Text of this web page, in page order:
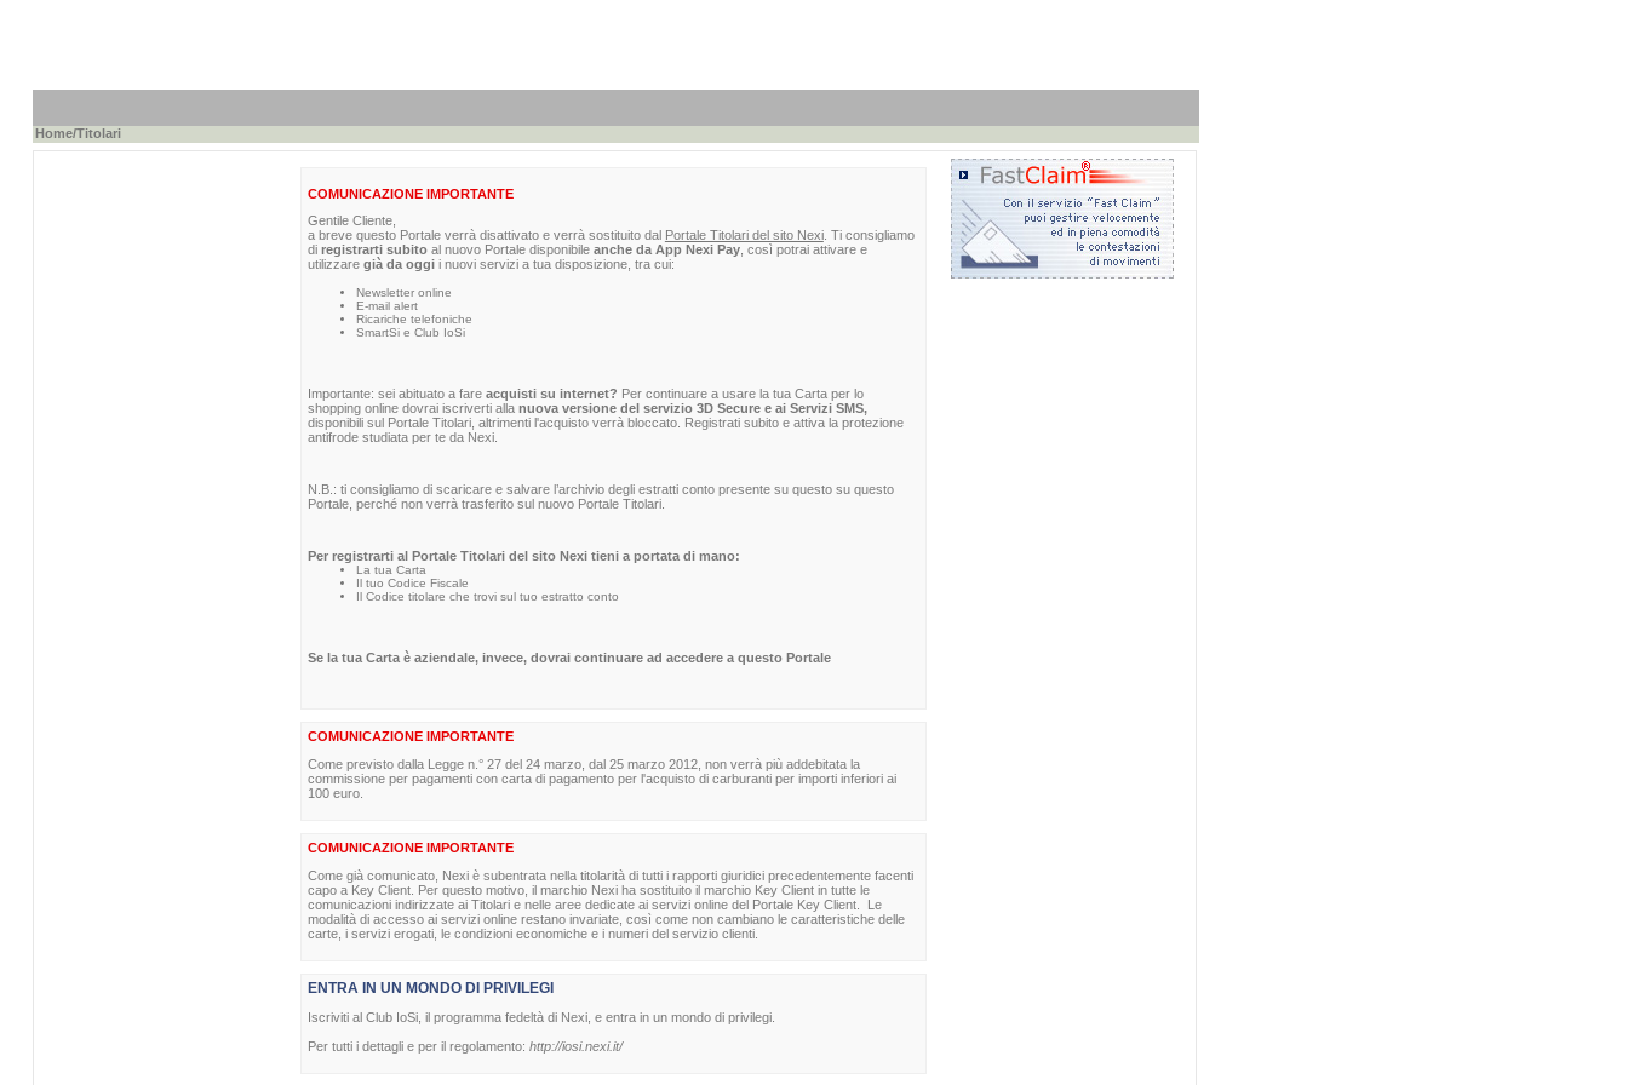
Home/Titolari
COMUNICAZIONE IMPORTANTE
Gentile Cliente,
a breve questo Portale verrà disattivato e verrà sostituito dal Portale Titolari del sito Nexi. Ti consigliamo
diregistrarti subitoal nuovo Portale disponibile anche da App Nexi Pay, così potrai attivare e
utilizzare già da oggii nuovi servizi a tua disposizione, tra cui:
Newsletter online
E-mail alert
Ricariche telefoniche
SmartSi e Club IoSi
Importante: sei abituato a fare acquisti su internet? Per continuare a usare la tua Carta per lo
shopping online dovrai iscriverti alla nuova versione del servizio 3D Secure e ai Servizi SMS,
disponibili sul Portale Titolari, altrimenti l'acquisto verrà bloccato. Registrati subito e attiva la protezione
antifrode studiata per te da Nexi.
N.B.: ti consigliamo di scaricare e salvare l’archivio degli estratti conto presente su questo su questo
Portale, perché non verrà trasferito sul nuovo Portale Titolari.
Per registrarti al Portale Titolari del sito Nexi tieni a portata di mano:
La tua Carta
Il tuo Codice Fiscale
Il Codice titolare che trovi sul tuo estratto conto
Se la tua Carta è aziendale, invece, dovrai continuare ad accedere a questo Portale
COMUNICAZIONE IMPORTANTE
Come previsto dalla Legge n.° 27 del 24 marzo, dal 25 marzo 2012, non verrà più addebitata la
commissione per pagamenti con carta di pagamento per l'acquisto di carburanti per importi inferiori ai
100 euro.
COMUNICAZIONE IMPORTANTE
Come già comunicato, Nexi è subentrata nella titolarità di tutti i rapporti giuridici precedentemente facenti
capo a Key Client. Per questo motivo, il marchio Nexi ha sostituito il marchio Key Client in tutte le
comunicazioni indirizzate ai Titolari e nelle aree dedicate ai servizi online del Portale Key Client. Le
modalità di accesso ai servizi online restano invariate, così come non cambiano le caratteristiche delle
carte, i servizi erogati, le condizioni economiche e i numeri del servizio clienti.
ENTRA IN UN MONDO DI PRIVILEGI
Iscriviti al Club IoSi, il programma fedeltà di Nexi, e entra in un mondo di privilegi.
Per tutti i dettagli e per il regolamento: http://iosi.nexi.it/